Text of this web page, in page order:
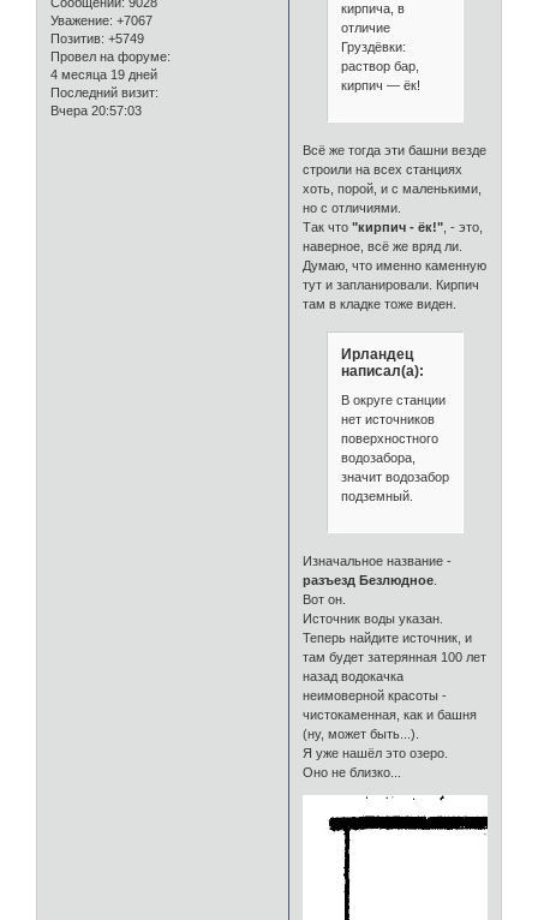
Уважение: +7067
Позитив: +5749
Провел на форуме:
4 месяца 19 дней
Последний визит:
Вчера 20:57:03
кирпича, в
отличие
Груздёвки:
раствор бар,
кирпич — ёк!
Всё же тогда эти башни везде
строили на всех станциях
хоть, порой, и с маленькими,
но с отличиями.
Так что"кирпич - ёк!" , - это,
наверное, всё же вряд ли.
Думаю, что именно каменную
тут и запланировали. Кирпич
там в кладке тоже виден.
Ирландец
написал(а):
В округе станции
нет источников
поверхностного
водозабора,
значит водозабор
подземный.
Изначальное название -
разъезд Безлюдное
Вот он.
Источник воды указан.
Теперь найдите источник, и
там будет затерянная 100 лет
назад водокачка
неимоверной красоты -
чистокаменная, как и башня
(ну, может быть...).
Я уже нашёл это озеро.
Оно не близко...